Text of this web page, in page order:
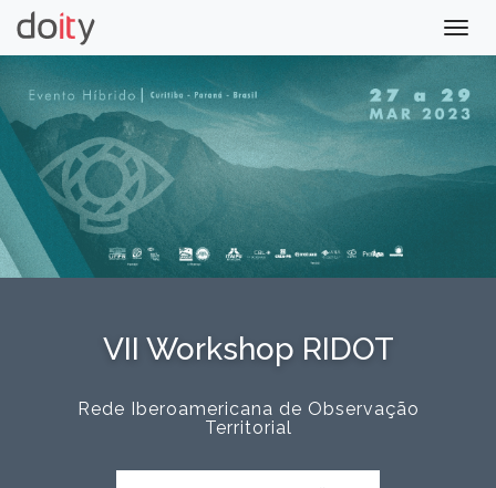
VII Workshop RIDOT
Rede Iberoamericana de Observação
Territorial